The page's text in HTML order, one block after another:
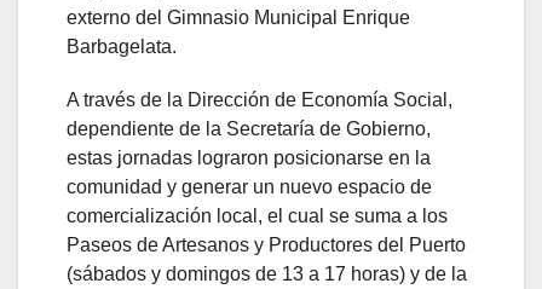
externo del Gimnasio Municipal Enrique
Barbagelata.
A través de la Dirección de Economía Social,
dependiente de la Secretaría de Gobierno,
estas jornadas lograron posicionarse en la
comunidad y generar un nuevo espacio de
comercialización local, el cual se suma a los
Paseos de Artesanos y Productores del Puerto
(sábados y domingos de 13 a 17 horas) y de la